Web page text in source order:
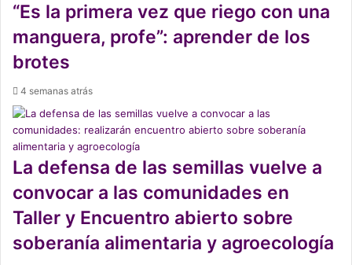
“Es la primera vez que riego con una
manguera, profe”: aprender de los
brotes
4 semanas atrás
La defensa de las semillas vuelve a
convocar a las comunidades en
Taller y Encuentro abierto sobre
soberanía alimentaria y agroecología